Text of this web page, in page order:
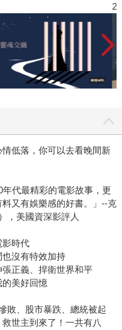
情低落，你可以去看晚間新
年代最精彩的電影故事，更
又有娛樂感的好書。」--克
，美國資深影評人
影時代
沒有特效加持
正義、捍衛世界和平
美好回憶
敗、股市暴跌、總統被起
世主到來了！一共有八